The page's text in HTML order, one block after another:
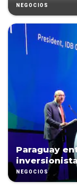
NEGOCIOS
Paraguay
NEGOCIOS